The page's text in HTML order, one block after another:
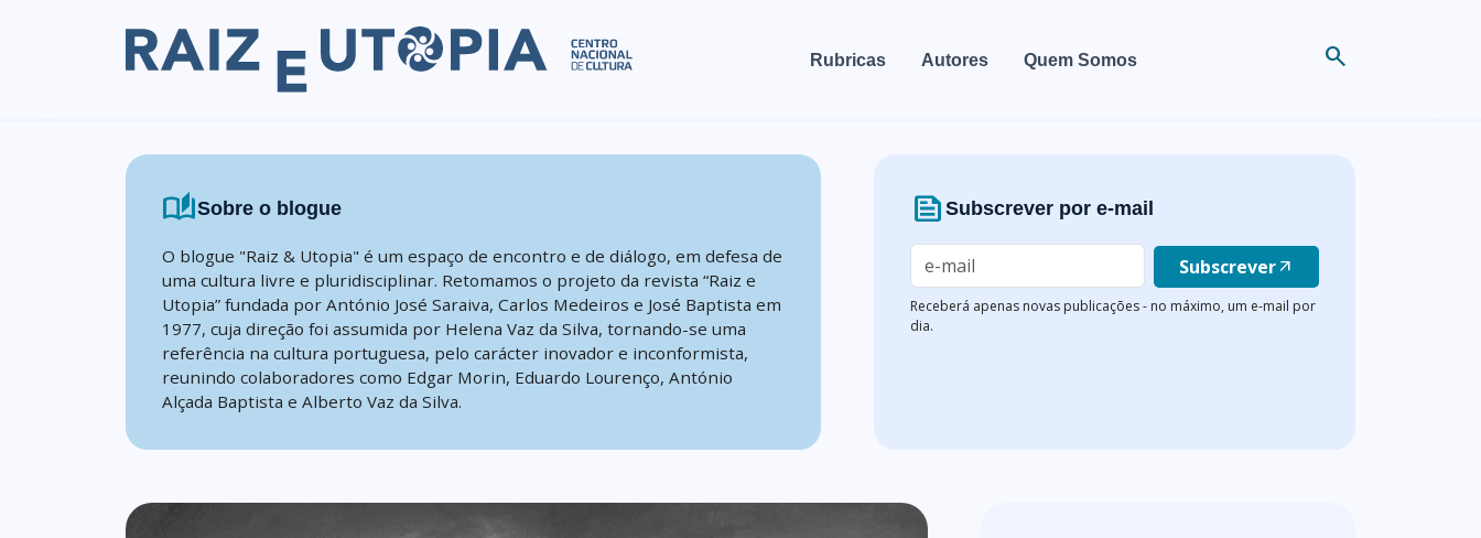
Rubricas Autores Quem Somos search
auto_storiesSobre o blogue
O blogue "Raiz & Utopia" é um espaço de encontro e de diálogo, em defesa de
uma cultura livre e pluridisciplinar. Retomamos o projeto da revista “Raiz e
Utopia” fundada por António José Saraiva, Carlos Medeiros e José Baptista em
1977, cuja direção foi assumida por Helena Vaz da Silva, tornando-se uma
referência na cultura portuguesa, pelo carácter inovador e inconformista,
reunindo colaboradores como Edgar Morin, Eduardo Lourenço, António
Alçada Baptista e Alberto Vaz da Silva.
news Subscrever por e-mail
Subscrever arrow_outward
Receberá apenas novas publicações - no máximo, um e-mail por
dia.
Lista de artigos